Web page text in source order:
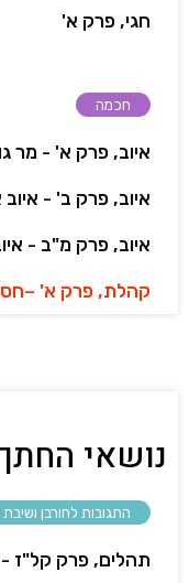
חגי, פרק א'
חכמה
איוב, פרק א' - מר
איוב, פרק ב' - איוב
איוב, פרק מ"ב -
קהלת, פרק א'
נושאי
התגובות לחורבן ושיבת
תהלים, פרק קל"ז